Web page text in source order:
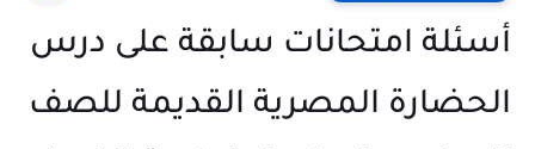
أسئلة امتحانات سابقة على درس
الحضارة المصرية القديمة للصف